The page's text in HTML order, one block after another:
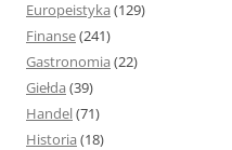
Europeistyka (129)
Finanse(241)
Gastronomia (22)
Giełda (39)
Handel(71)
Historia (18)